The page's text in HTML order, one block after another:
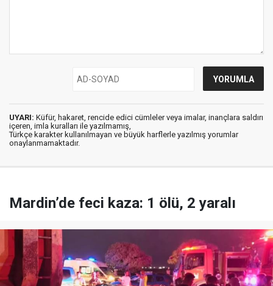
UYARI: Küfür, hakaret, rencide edici cümleler veya imalar, inançlara saldırı
içeren, imla kuralları ile yazılmamış,
Türkçe karakter kullanılmayan ve büyük harflerle yazılmış yorumlar
onaylanmamaktadır.
Mardin’de feci kaza: 1 ölü, 2 yaralı